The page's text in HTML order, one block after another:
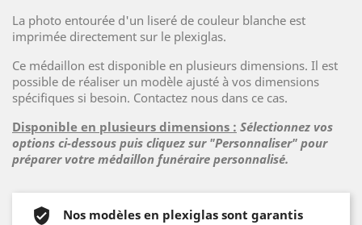
La photo entourée d'un liseré de couleur blanche est
imprimée directement sur le plexiglas.
Ce médaillon est disponible en plusieurs dimensions. Il est
possible de réaliser un modèle ajusté à vos dimensions
spécifiques si besoin. Contactez nous dans ce cas.
Disponible en plusieurs dimensions : Sélectionnez vos
options ci-dessous puis cliquez sur "Personnaliser" pour
préparer votre médaillon funéraire personnalisé.
Nos modèles en plexiglas sont garantis